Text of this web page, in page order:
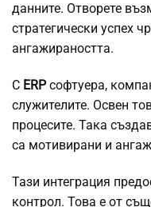
данните. Отворете
стратегически успех
ангажираността.
С ERPсофтуера,
служителите. Освен
процесите. Така
са мотивирани и
Тази интеграция
контрол. Това е от